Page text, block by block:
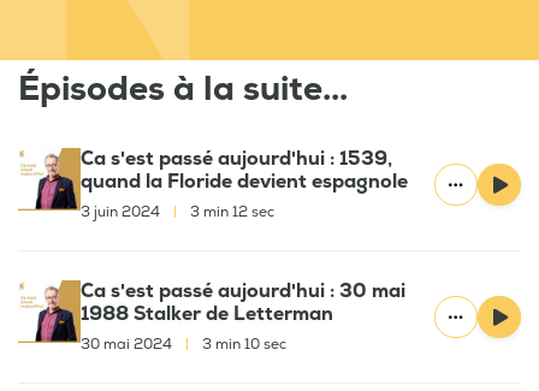
Épisodes à la suite...
Ca s'est passé aujourd'hui : 1539,
quand la Floride devient espagnole
3 juin 2024 3 min 12 sec
Ca s'est passé aujourd'hui : 30 mai
1988 Stalker de Letterman
30 mai 2024 3 min 10 sec